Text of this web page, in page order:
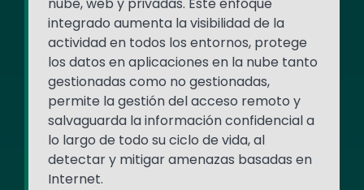
integrado aumenta la visibilidad de la
actividad en todos los entornos, protege
los datos en aplicaciones en la nube tanto
gestionadas como no gestionadas,
permite la gestión del acceso remoto y
salvaguarda la información confidencial a
lo largo de todo su ciclo de vida, al
detectar y mitigar amenazas basadas en
Internet.